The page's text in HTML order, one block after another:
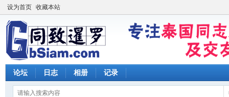
设为首页 收藏本站
论坛 日志 相册 记录